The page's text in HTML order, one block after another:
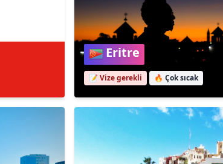
Eritre
📝 Vize gerekli 🔥 Çok sıcak